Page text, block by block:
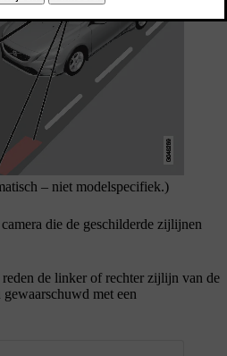
– niet modelspecifiek.)
die de geschilderde zijlijnen
de linker of rechter zijlijn van de
met een